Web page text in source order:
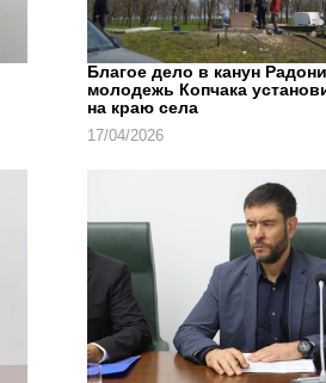
Благое дело в канун
молодежь Копчака
на краю села
17/04/2026